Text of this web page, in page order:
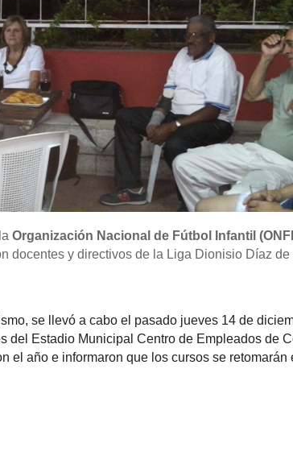
Organización Nacional de Fútbol Infantil
docentes y directivos de la Liga Dionisio Díaz de
se llevó a cabo el pasado jueves 14 de
del Estadio Municipal Centro de Empleados de
el año e informaron que los cursos se retomarán